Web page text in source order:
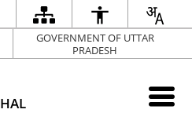
GOVERNMENT OF UTTAR
PRADESH